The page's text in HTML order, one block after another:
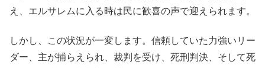
え、エルサレムに入る時は民に歓喜の声で迎えられます。
しかし、この状況が一変します。信頼していた力強いリー
ダー、主が捕らえられ、裁判を受け、死刑判決、そして死